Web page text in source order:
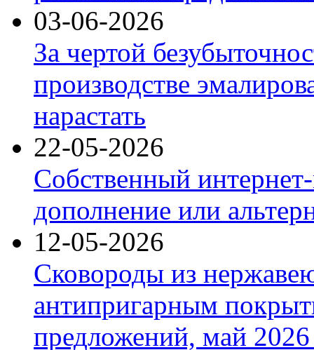
03-06-2026
За чертой
производстве
нарастать
22-05-2026
Собственный
дополнение или
12-05-2026
Сковороды из
антипригарным
предложений, май 2026